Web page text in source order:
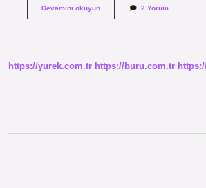
Devamını okuyunEkstansif
2 Yorum
https://yurek.com.tr https://buru.com.tr